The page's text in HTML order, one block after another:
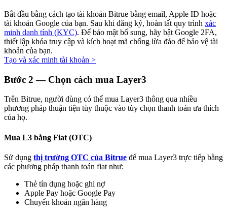
Staking 101
Bắt đầu bằng cách tạo tài khoản Bitrue bằng email, Apple ID hoặc
tài khoản Google của bạn. Sau khi đăng ký, hoàn tất quy trình xác
minh danh tính (KYC). Để bảo mật bổ sung, hãy bật Google 2FA,
thiết lập khóa truy cập và kích hoạt mã chống lừa đảo để bảo vệ tài
khoản của bạn.
Tạo và xác minh tài khoản >
Bước 2 — Chọn cách mua Layer3
Trên Bitrue, người dùng có thể mua Layer3 thông qua nhiều
phương pháp thuận tiện tùy thuộc vào tùy chọn thanh toán ưa thích
của họ.
Mua L3 bằng Fiat (OTC)
Sử dụng thị trường OTC của Bitrue để mua Layer3 trực tiếp bằng
các phương pháp thanh toán fiat như:
Thẻ tín dụng hoặc ghi nợ
Apple Pay hoặc Google Pay
Chuyển khoản ngân hàng